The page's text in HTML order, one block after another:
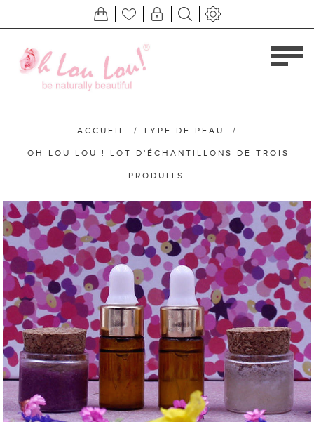
ACCUEIL / TYPE DE PEAU /
OH LOU LOU ! LOT D'ÉCHANTILLONS DE TROIS
PRODUITS